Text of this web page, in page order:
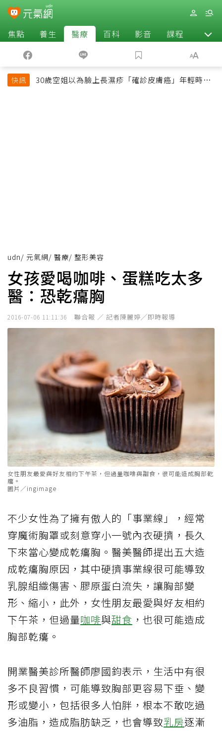
焦點 養生 醫療 百科 影音 課程 退休
快訊
30歲空姐以為臉上長濕疹「確診皮膚癌」年輕時一
udn/ 元氣網/ 醫療/ 整形美容
女孩愛喝咖啡、蛋糕吃太多
醫：恐乾癟胸
2016-07-06 11:11:36 聯合報 ／ 記者陳麗婷╱即時報導
女性朋友最愛與好友相約下午茶，但過量咖啡與甜食，很可能造成胸部乾
癟。
圖片／ingimage
不少女性為了擁有傲人的「事業線」，經常
穿魔術胸罩或刻意穿小一號內衣硬擠，長久
下來當心變成乾癟胸。醫美醫師提出五大造
成乾癟胸原因，其中硬擠事業線很可能導致
乳腺組織傷害、膠原蛋白流失，讓胸部變
形、縮小，此外，女性朋友最愛與好友相約
下午茶，但過量咖啡與甜食 ，也很可能造成
胸部乾癟。
開業醫美診所醫師廖國鈞表示，生活中有很
多不良習慣，可能導致胸部更容易下垂、變
形或變小，包括很多人怕胖，根本不敢吃過
多油脂，造成脂肪缺乏，也會導致乳房逐漸